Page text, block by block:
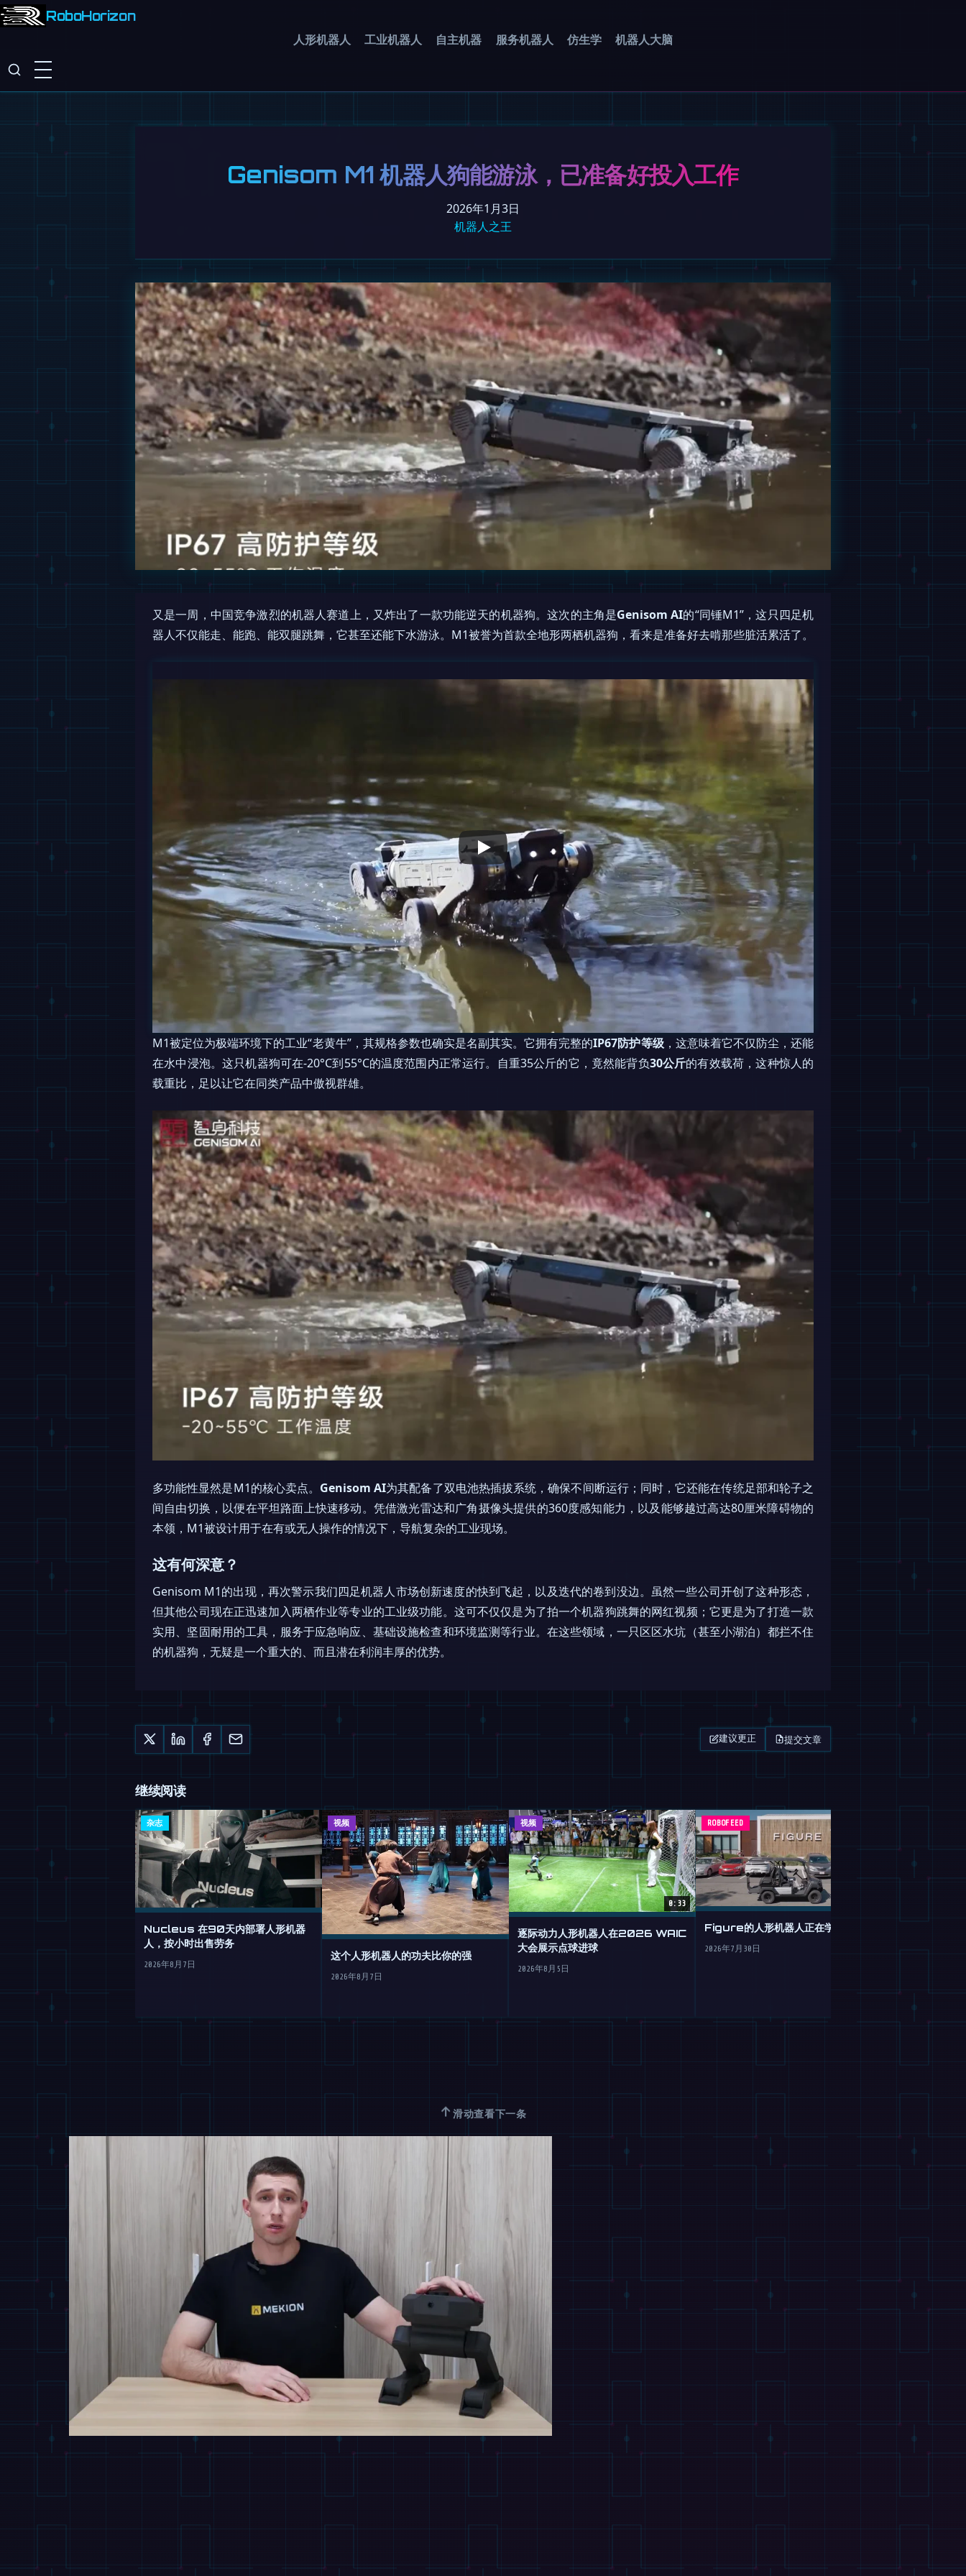
RoboHorizon
人形机器人 工业机器人 自主机器 服务机器人 仿生学 机器人大脑
Genisom M1 机器人狗能游泳，已准备好投入工作
2026年1月3日
机器人之王
又是一周，中国竞争激烈的机器人赛道上，又炸出了一款功能逆天的机器狗。这次的主角是Genisom AI的“同锤M1”，这只四足机
器人不仅能走、能跑、能双腿跳舞，它甚至还能下水游泳。M1被誉为首款全地形两栖机器狗，看来是准备好去啃那些脏活累活了。
M1被定位为极端环境下的工业“老黄牛”，其规格参数也确实是名副其实。它拥有完整的IP67防护等级，这意味着它不仅防尘，还能
在水中浸泡。这只机器狗可在-20°C到55°C的温度范围内正常运行。自重35公斤的它，竟然能背负30公斤的有效载荷，这种惊人的
载重比，足以让它在同类产品中傲视群雄。
多功能性显然是M1的核心卖点。 Genisom AI为其配备了双电池热插拔系统，确保不间断运行；同时，它还能在传统足部和轮子之
间自由切换，以便在平坦路面上快速移动。凭借激光雷达和广角摄像头提供的360度感知能力，以及能够越过高达80厘米障碍物的
本领，M1被设计用于在有或无人操作的情况下，导航复杂的工业现场。
这有何深意？
Genisom M1的出现，再次警示我们四足机器人市场创新速度的快到飞起，以及迭代的卷到没边。虽然一些公司开创了这种形态，
但其他公司现在正迅速加入两栖作业等专业的工业级功能。这可不仅仅是为了拍一个机器狗跳舞的网红视频；它更是为了打造一款
实用、坚固耐用的工具，服务于应急响应、基础设施检查和环境监测等行业。在这些领域，一只区区水坑（甚至小湖泊）都拦不住
的机器狗，无疑是一个重大的、而且潜在利润丰厚的优势。
建议更正 提交文章
继续阅读
杂志
Nucleus 在90天内部署人形机器
人，按小时出售劳务
2026年8月7日
视频
这个人形机器人的功夫比你的强
2026年8月7日
视频
0:33
逐际动力人形机器人在2026 WAIC
大会展示点球进球
2026年8月5日
ROBOFEED
Figure的人形机器人正在学习驾驶
2026年7月30日
↑ 滑动查看下一条